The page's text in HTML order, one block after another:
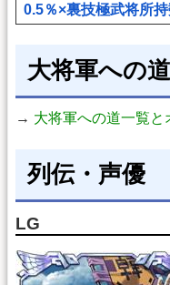
0.5％×裏技極武将所持
大将軍への道
→ 大将軍への道一覧
列伝・声優
LG